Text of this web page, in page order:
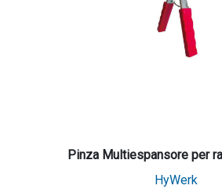
Pinza Multiespansore per
HyWerk